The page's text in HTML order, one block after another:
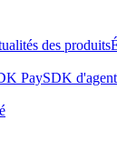
des produits
PaySDK